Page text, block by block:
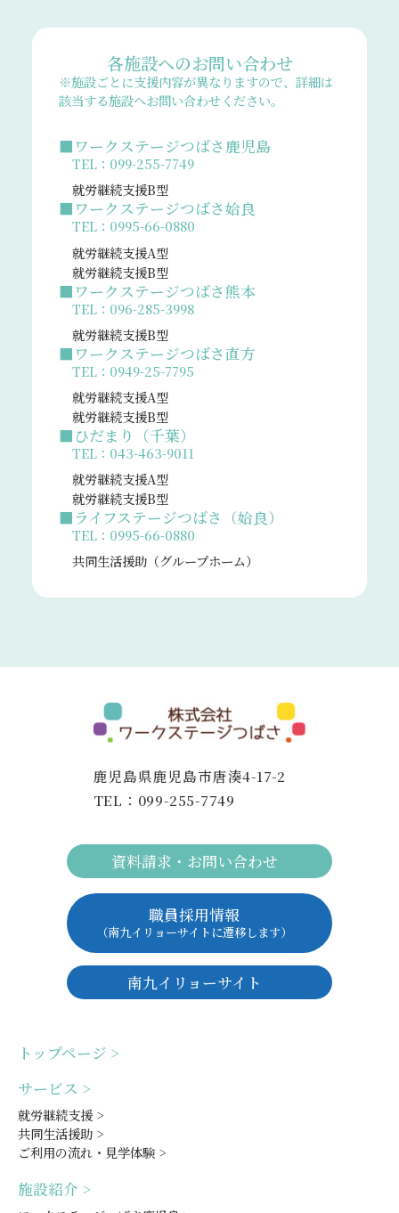
各施設へのお問い合わせ
※施設ごとに支援内容が異なりますので、詳細は
該当する施設へお問い合わせください。
■ワークステージつばさ鹿児島
TEL：099-255-7749
就労継続支援B型
■ワークステージつばさ姶良
TEL：0995-66-0880
就労継続支援A型
就労継続支援B型
■ワークステージつばさ熊本
TEL：096-285-3998
就労継続支援B型
■ワークステージつばさ直方
TEL：0949-25-7795
就労継続支援A型
就労継続支援B型
■ひだまり（千葉）
TEL：043-463-9011
就労継続支援A型
就労継続支援B型
■ライフステージつばさ（姶良）
TEL：0995-66-0880
共同生活援助（グループホーム）
鹿児島県鹿児島市唐湊4-17-2
TEL： 099-255-7749
資料請求・お問い合わせ
職員採用情報
（南九イリョーサイトに遷移します）
南九イリョーサイト
トップページ >
サービス >
就労継続支援 >
共同生活援助 >
ご利用の流れ・見学体験 >
施設紹介 >